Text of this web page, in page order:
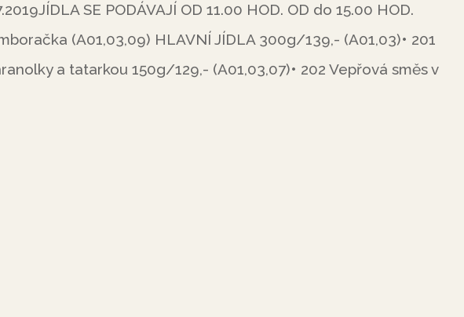
SE PODÁVAJÍ OD 11.00 HOD. OD do 15.00 HOD.
(A01,03,09) HLAVNÍ JÍDLA 300g/139,- (A01,03)• 201
a tatarkou 150g/129,- (A01,03,07)• 202 Vepřová směs v